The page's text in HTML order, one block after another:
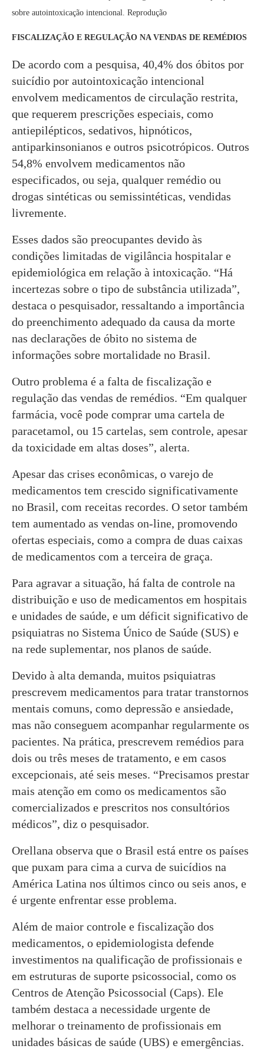
sobre autointoxicação intencional. Reprodução
FISCALIZAÇÃO E REGULAÇÃO NA VENDAS DE REMÉDIOS
De acordo com a pesquisa, 40,4% dos óbitos por
suicídio por autointoxicação intencional
envolvem medicamentos de circulação restrita,
que requerem prescrições especiais, como
antiepilépticos, sedativos, hipnóticos,
antiparkinsonianos e outros psicotrópicos. Outros
54,8% envolvem medicamentos não
especificados, ou seja, qualquer remédio ou
drogas sintéticas ou semissintéticas, vendidas
livremente.
Esses dados são preocupantes devido às
condições limitadas de vigilância hospitalar e
epidemiológica em relação à intoxicação. “Há
incertezas sobre o tipo de substância utilizada”,
destaca o pesquisador, ressaltando a importância
do preenchimento adequado da causa da morte
nas declarações de óbito no sistema de
informações sobre mortalidade no Brasil.
Outro problema é a falta de fiscalização e
regulação das vendas de remédios. “Em qualquer
farmácia, você pode comprar uma cartela de
paracetamol, ou 15 cartelas, sem controle, apesar
da toxicidade em altas doses”, alerta.
Apesar das crises econômicas, o varejo de
medicamentos tem crescido significativamente
no Brasil, com receitas recordes. O setor também
tem aumentado as vendas on-line, promovendo
ofertas especiais, como a compra de duas caixas
de medicamentos com a terceira de graça.
Para agravar a situação, há falta de controle na
distribuição e uso de medicamentos em hospitais
e unidades de saúde, e um déficit significativo de
psiquiatras no Sistema Único de Saúde (SUS) e
na rede suplementar, nos planos de saúde.
Devido à alta demanda, muitos psiquiatras
prescrevem medicamentos para tratar transtornos
mentais comuns, como depressão e ansiedade,
mas não conseguem acompanhar regularmente os
pacientes. Na prática, prescrevem remédios para
dois ou três meses de tratamento, e em casos
excepcionais, até seis meses. “Precisamos prestar
mais atenção em como os medicamentos são
comercializados e prescritos nos consultórios
médicos”, diz o pesquisador.
Orellana observa que o Brasil está entre os países
que puxam para cima a curva de suicídios na
América Latina nos últimos cinco ou seis anos, e
é urgente enfrentar esse problema.
Além de maior controle e fiscalização dos
medicamentos, o epidemiologista defende
investimentos na qualificação de profissionais e
em estruturas de suporte psicossocial, como os
Centros de Atenção Psicossocial (Caps). Ele
também destaca a necessidade urgente de
melhorar o treinamento de profissionais em
unidades básicas de saúde (UBS) e emergências.